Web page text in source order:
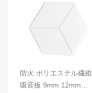
防火 ポリエステル繊維
吸音板 9mm 12mm